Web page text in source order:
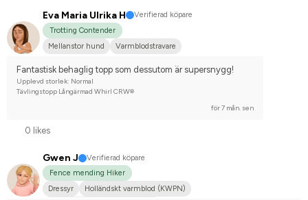
Eva Maria Ulrika H
Verifierad köpare
Trotting Contender
Mellanstor hund
Varmblodstravare
Fantastisk behaglig topp som dessutom är supersnygg!
Upplevd storlek: Normal
Tävlingstopp Långärmad Whirl CRW®
för 7 mån. sen
0 likes
Gwen J
Verifierad köpare
Fence mending Hiker
Dressyr
Holländskt varmblod (KWPN)